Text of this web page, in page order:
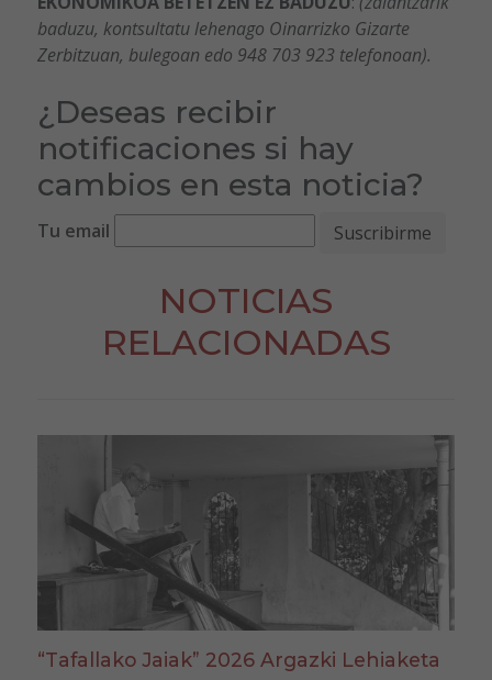
baduzu, kontsultatu lehenago Oinarrizko Gizarte
Zerbitzuan, bulegoan edo 948 703 923 telefonoan).
¿Deseas recibir
notificaciones si hay
cambios en esta noticia?
Tu email
NOTICIAS
RELACIONADAS
“Tafallako Jaiak” 2026 Argazki Lehiaketa